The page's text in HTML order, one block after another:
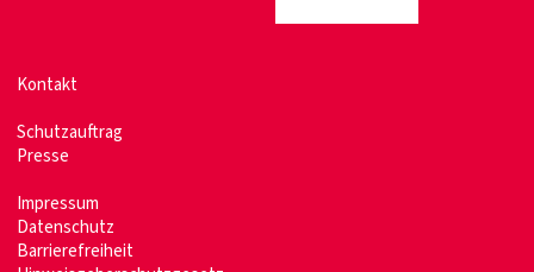
Kontakt
Schutzauftrag
Presse
Impressum
Datenschutz
Barrierefreiheit